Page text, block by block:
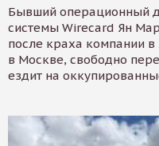
Бывший операционный
системы Wirecard Ян
после краха компании в
в Москве, свободно
ездит на